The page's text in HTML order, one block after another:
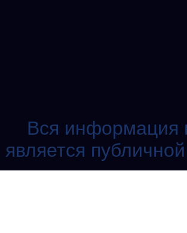
Вся информация
является